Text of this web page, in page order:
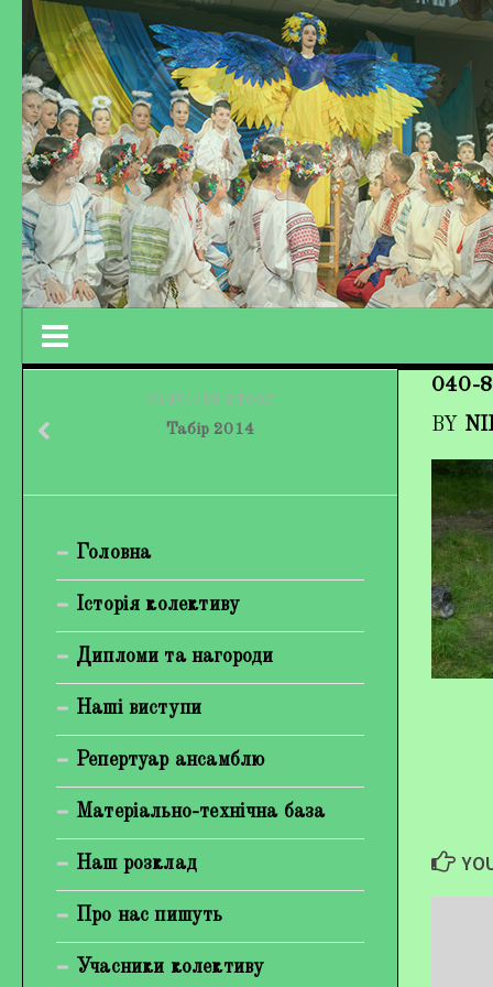
Кохно Вікторія Вікторівна
Гірієнко Ірина Михайлівна
Галерея
Відеогалерея
Фотогалерея
040-
BY
PREVIOUS STORY
Табір 2014
Головна
Історія колективу
Дипломи та нагороди
Наші виступи
Репертуар ансамблю
Матеріально-технічна база
Наш розклад
Про нас пишуть
Учасники колективу